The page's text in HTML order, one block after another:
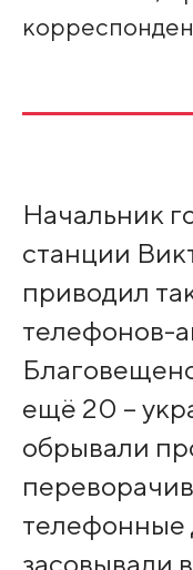
Начальник
станции
приводил
телефонов-
ещё 20 –
обрывали
телефонные